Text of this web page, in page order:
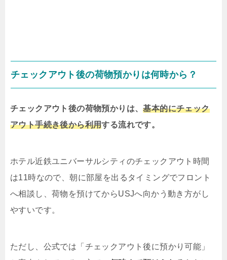
チェックアウト後の荷物預かりは何時から？
チェックアウト後の荷物預かりは、基本的にチェック
アウト手続き後から利用する流れです。
ホテル近鉄ユニバーサルシティのチェックアウト時間
は11時なので、朝に部屋を出るタイミングでフロント
へ相談し、荷物を預けてからUSJへ向かう動き方がし
やすいです。
ただし、公式では「チェックアウト後に預かり可能」